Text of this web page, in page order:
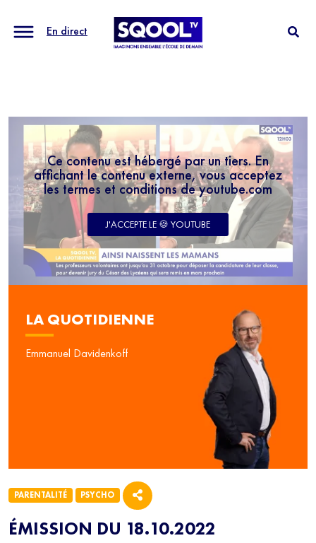
En direct
Ce contenu est hébergé par un tiers. En
affichant le contenu externe, vous acceptez
les termes et conditions de youtube.com
J'ACCEPTE LE 🍪 YOUTUBE
ÉMISSION DU 18.10.2022
PARENTALITÉ PSYCHO
LA QUOTIDIENNE
Emmanuel Davidenkoff